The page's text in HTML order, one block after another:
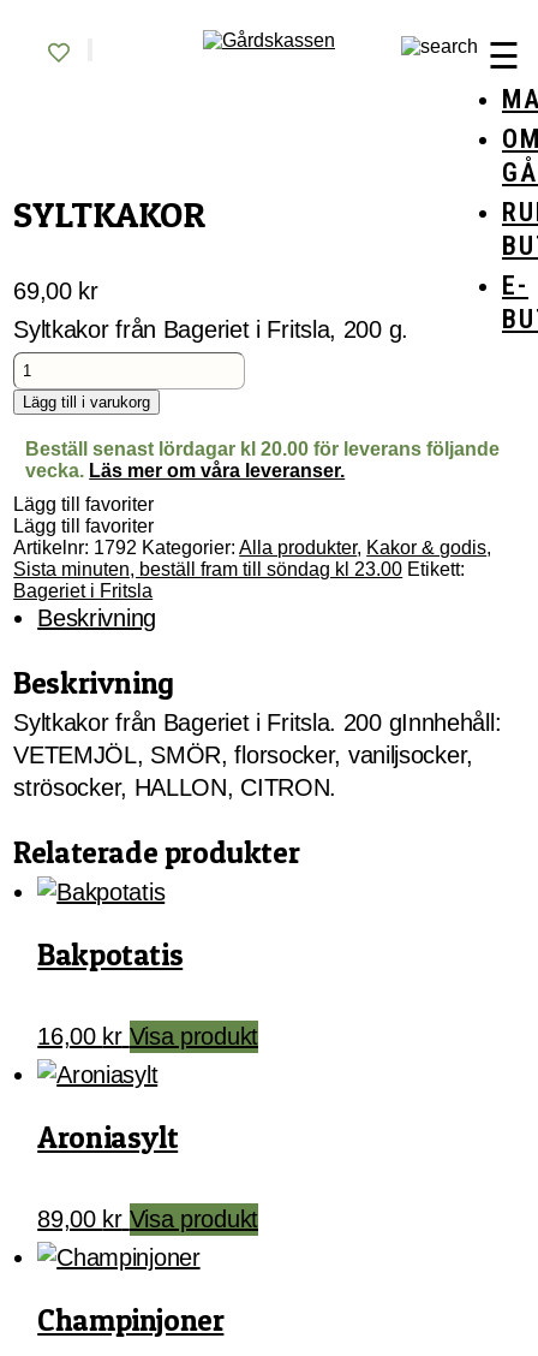
content
☰
E-
SYLTKAKOR
69,00 kr
Syltkakor från Bageriet i Fritsla, 200 g.
Syltkakor
mängd
Lägg till i varukorg
Beställ senast lördagar kl 20.00 för leverans följande
vecka. Läs mer om våra leveranser.
Lägg till favoriter
Lägg till favoriter
Artikelnr: 1792 Kategorier:Alla produkter, Kakor & godis,
Sista minuten, beställ fram till söndag kl 23.00 Etikett:
Bageriet i Fritsla
Beskrivning
Beskrivning
Syltkakor från Bageriet i Fritsla. 200 gInnhehåll:
VETEMJÖL, SMÖR, florsocker, vaniljsocker,
strösocker, HALLON, CITRON.
Relaterade produkter
Bakpotatis
16,00 kr Visa produkt
Aroniasylt
89,00 kr Visa produkt
Champinjoner